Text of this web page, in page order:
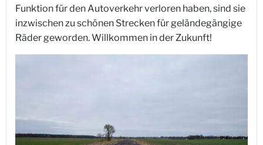
Funktion für den Autoverkehr verloren haben, sind sie
inzwischen zu schönen Strecken für geländegängige
Räder geworden. Willkommen in der Zukunft!